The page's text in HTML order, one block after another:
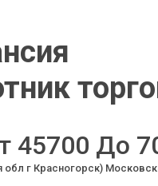
45700 До
г Красногорск)